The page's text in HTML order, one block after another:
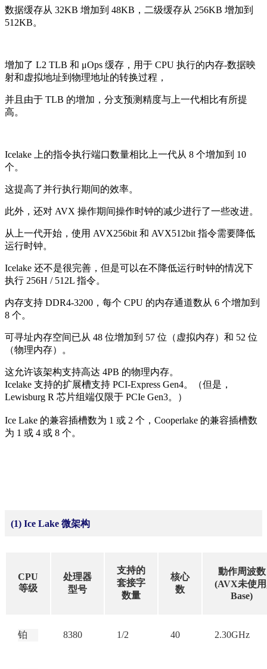
数据缓存从 32KB 增加到 48KB，二级缓存从 256KB 增加到
512KB。
增加了 L2 TLB 和 μOps 缓存，用于 CPU 执行的内存-数据映
射和虚拟地址到物理地址的转换过程，
并且由于 TLB 的增加，分支预测精度与上一代相比有所提
高。
Icelake 上的指令执行端口数量相比上一代从 8 个增加到 10
个。
这提高了并行执行期间的效率。
此外，还对 AVX 操作期间操作时钟的减少进行了一些改进。
从上一代开始，使用 AVX256bit 和 AVX512bit 指令需要降低
运行时钟。
Icelake 还不是很完善，但是可以在不降低运行时钟的情况下
执行 256H / 512L 指令。
内存支持 DDR4-3200，每个 CPU 的内存通道数从 6 个增加到
8 个。
可寻址内存空间已从 48 位增加到 57 位（虚拟内存）和 52 位
（物理内存）。
这允许该架构支持高达 4PB 的物理内存。
Icelake 支持的扩展槽支持 PCI-Express Gen4。（但是，
Lewisburg R 芯片组端仅限于 PCIe Gen3。）
Ice Lake 的兼容插槽数为 1 或 2 个，Cooperlake 的兼容插槽数
为 1 或 4 或 8 个。
(1) Ice Lake 微架构
CPU
等级
处理器
型号
支持的
套接字
数量
核心
数
動作周波数
(AVX未使
Base)
铂 8380 1/2 40 2.30GHz